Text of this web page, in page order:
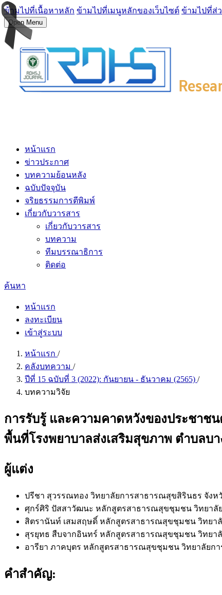
ข้ามไปที่เนื้อหาหลัก ข้ามไปที่เมนูหลักของเว็บไซต์ ข้ามไปที่ส่
Open Menu
หน้าแรก
ข่าวประกาศ
บทความย้อนหลัง
ฉบับปัจจุบัน
จริยธรรมการตีพิมพ์
เกี่ยวกับวารสาร
เกี่ยวกับวารสาร
บทความ
ทีมบรรณาธิการ
ติดต่อ
ค้นหา
หน้าแรก
ลงทะเบียน
เข้าสู่ระบบ
หน้าแรก /
คลังบทความ /
ปีที่ 15 ฉบับที่ 3 (2022): กันยายน - ธันวาคม (2565) /
บทความวิจัย
การรับรู้ และความคาดหวังของประชา
พื้นที่โรงพยาบาลส่งเสริมสุขภาพ ตำบลบา
ผู้แต่ง
ปรีชา สุวรรณทอง วิทยาลัยการสาธารณสุขสิรินธร จังห
ศุกร์ศิริ ปัสสาวัฒนะ หลักสูตรสาธารณสุขชุมชน วิทยาลั
สิตรานันท์ เสมสฤษดิ์ หลักสูตรสาธารณสุขชุมชน วิทยา
สุรยุทธ สืบจากอินทร์ หลักสูตรสาธารณสุขชุมชน วิทยา
อารียา ภาคบุตร หลักสูตรสาธารณสุขชุมชน วิทยาลัยก
คำสำคัญ: